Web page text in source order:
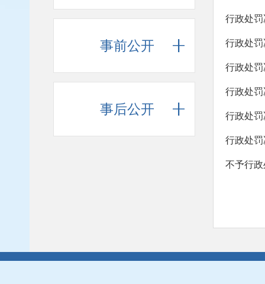
事前公开
事后公开
行政处
行政处
行政处
行政处
行政处
行政处
不予行